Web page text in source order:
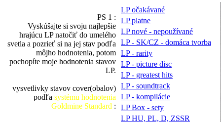
PS 1 :
Vyskúšajte si svoju najlepšie
hrajúcu LP natočiť do umelého
svetla a pozrieť si na jej stav podľa
môjho hodnotenia, potom
pochopíte moje hodnotenia stavov
LP.
vysvetlivky stavov cover(obalov)
podľa systému hodnotenia
Goldmine Standard :
LP očakávané
LP platne
LP nové - nepoužívané
LP - SK/CZ - domáca tvorba
LP - rarity
LP - picture disc
LP - greatest hits
LP - soundtrack
LP - kompilácie
LP Box - sety
LP HU, PL, D, ZSSR